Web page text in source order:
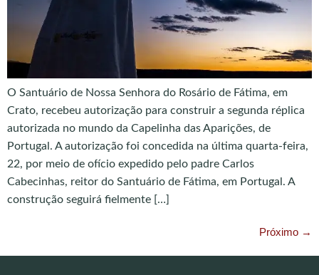
O Santuário de Nossa Senhora do Rosário de Fátima, em
Crato, recebeu autorização para construir a segunda réplica
autorizada no mundo da Capelinha das Aparições, de
Portugal. A autorização foi concedida na última quarta-feira,
22, por meio de ofício expedido pelo padre Carlos
Cabecinhas, reitor do Santuário de Fátima, em Portugal. A
construção seguirá fielmente […]
Próximo →